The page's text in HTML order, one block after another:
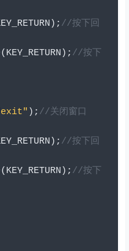
); //按下回
( KEY_RETURN ); //按下
); //关闭窗口
); //按下回
( KEY_RETURN ); //按下